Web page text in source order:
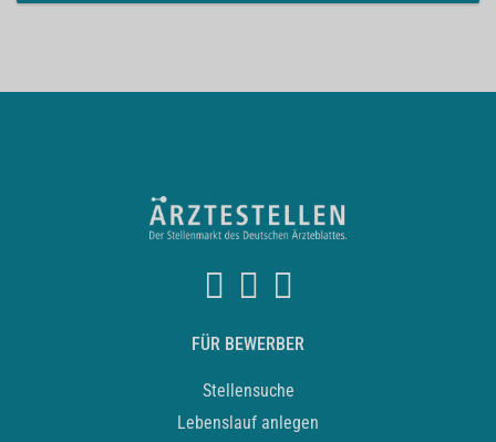
FÜR BEWERBER
Stellensuche
Lebenslauf anlegen